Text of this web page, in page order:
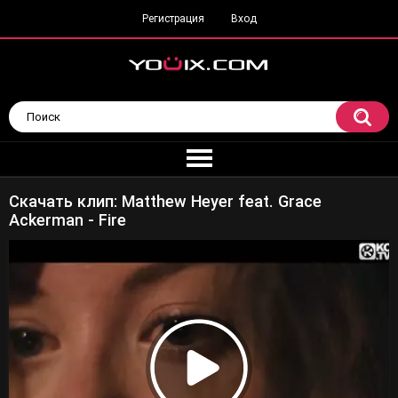
Регистрация Вход
Скачать клип: Matthew Heyer feat. Grace
Ackerman - Fire